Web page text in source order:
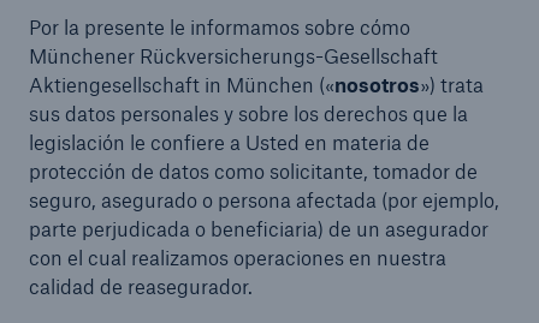
Por la presente le informamos sobre cómo
Münchener Rückversicherungs-Gesellschaft
Aktiengesellschaft in München («nosotros») trata
sus datos personales y sobre los derechos que la
legislación le confiere a Usted en materia de
protección de datos como solicitante, tomador de
seguro, asegurado o persona afectada (por ejemplo,
parte perjudicada o beneficiaria) de un asegurador
con el cual realizamos operaciones en nuestra
calidad de reasegurador.